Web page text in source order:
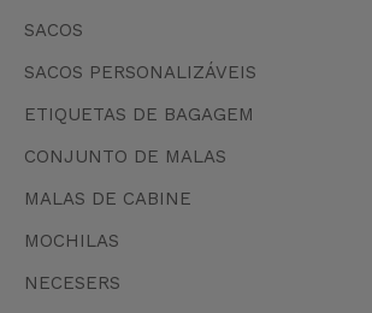
SACOS
SACOS PERSONALIZÁVEIS
ETIQUETAS DE BAGAGEM
CONJUNTO DE MALAS
MALAS DE CABINE
MOCHILAS
NECESERS